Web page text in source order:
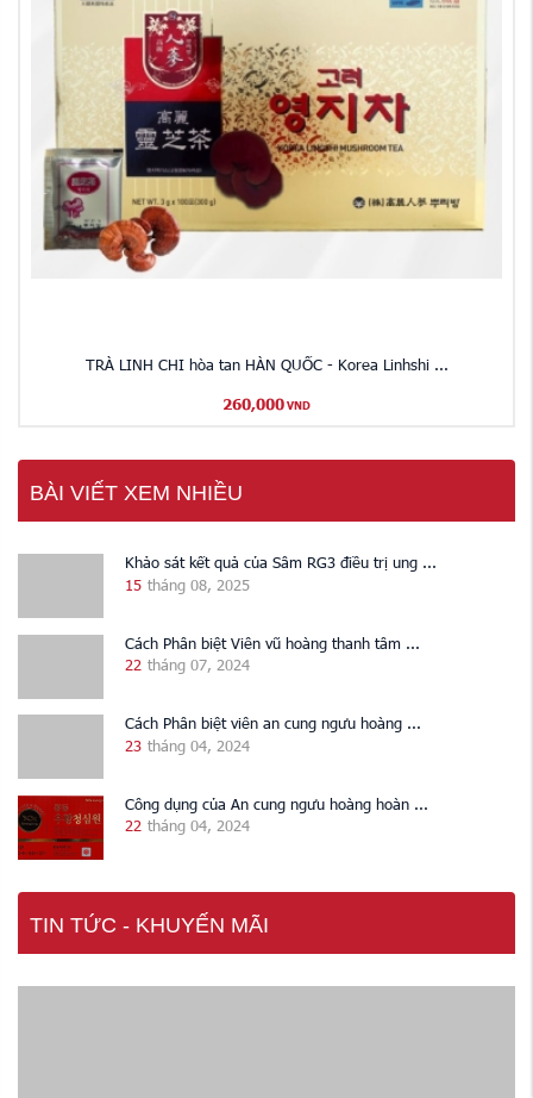
TRÀ LINH CHI hòa tan HÀN QUỐC - Korea Linhshi ...
260,000 VND
BÀI VIẾT XEM NHIỀU
Khảo sát kết quả của Sâm RG3 điều trị ung ...
15 tháng 08, 2025
Cách Phân biệt Viên vũ hoàng thanh tâm ...
22 tháng 07, 2024
Cách Phân biệt viên an cung ngưu hoàng ...
23 tháng 04, 2024
Công dụng của An cung ngưu hoàng hoàn ...
22 tháng 04, 2024
TIN TỨC - KHUYẾN MÃI